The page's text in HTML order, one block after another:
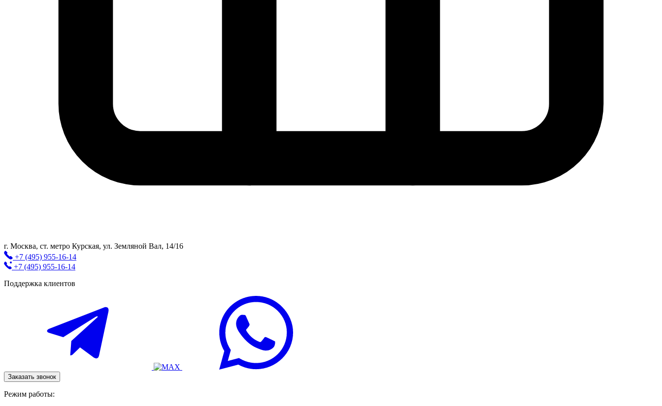
г. Москва, cт. метро Курская, ул. Земляной Вал, 14/16
+7 (495) 955-16-14
+7 (495) 955-16-14
Поддержка клиентов
Заказать звонок
Режим работы: